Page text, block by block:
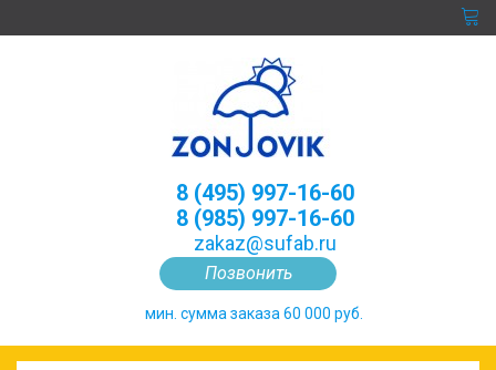
Позвонить
8 (495) 997-16-60
8 (985) 997-16-60
zakaz@sufab.ru
мин. сумма заказа 60 000 руб.